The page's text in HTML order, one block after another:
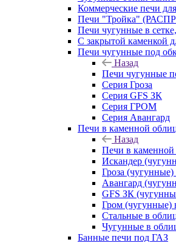
Коммерческие печи
Печи "Тройка"
Печи чугунные в
С закрытой каменкой
Печи чугунные под
Назад
Печи чугунные
Серия Гроза
Серия GFS ЗК
Серия ГРОМ
Серия Авангард
Печи в каменной
Назад
Печи в каменной
Искандер
Гроза
Авангард
GFS ЗК
Гром (чугунные)
Стальные в
Чугунные в
Банные печи под ГАЗ